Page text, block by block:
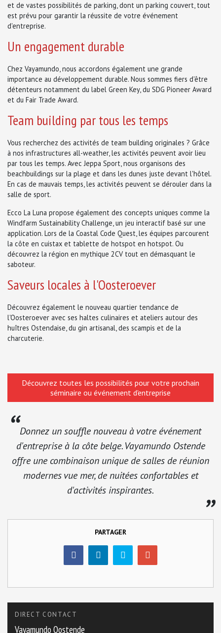
et de vastes possibilités de parking, dont un parking couvert, tout
est prévu pour garantir la réussite de votre événement
d'entreprise.
Un engagement durable
Chez Vayamundo, nous accordons également une grande
importance au développement durable. Nous sommes fiers d'être
détenteurs notamment du label Green Key, du SDG Pioneer Award
et du Fair Trade Award.
Team building par tous les temps
Vous recherchez des activités de team building originales ? Grâce
à nos infrastructures all-weather, les activités peuvent avoir lieu
par tous les temps. Avec Jeppa Sport, nous organisons des
beachbuildings sur la plage et dans les dunes juste devant l'hôtel.
En cas de mauvais temps, les activités peuvent se dérouler dans la
salle de sport.
Ecco La Luna propose également des concepts uniques comme la
Windfarm Sustainability Challenge, un jeu interactif basé sur une
application. Lors de la Coastal Code Quest, les équipes parcourent
la côte en cuistax et tablette de hotspot en hotspot. Ou
découvrez la région en mythique 2CV tout en démasquant le
saboteur.
Saveurs locales à l'Oosteroever
Découvrez également le nouveau quartier tendance de
l'Oosteroever avec ses haltes culinaires et ateliers autour des
huîtres Ostendaise, du gin artisanal, des scampis et de la
charcuterie.
Découvrez toutes les possibilités pour votre prochain
séminaire ou événement d'entreprise
Donnez un souffle nouveau à votre événement
d'entreprise à la côte belge. Vayamundo Ostende
offre une combinaison unique de salles de réunion
modernes vue mer, de nuitées confortables et
d'activités inspirantes.
PARTAGER
DIRECT CONTACT
Vayamundo Oostende